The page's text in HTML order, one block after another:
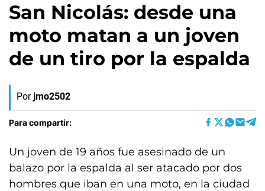
San Nicolás: desde una
moto matan a un joven
de un tiro por la espalda
Por jmo2502
Para compartir:
Un joven de 19 años fue asesinado de un
balazo por la espalda al ser atacado por dos
hombres que iban en una moto, en la ciudad